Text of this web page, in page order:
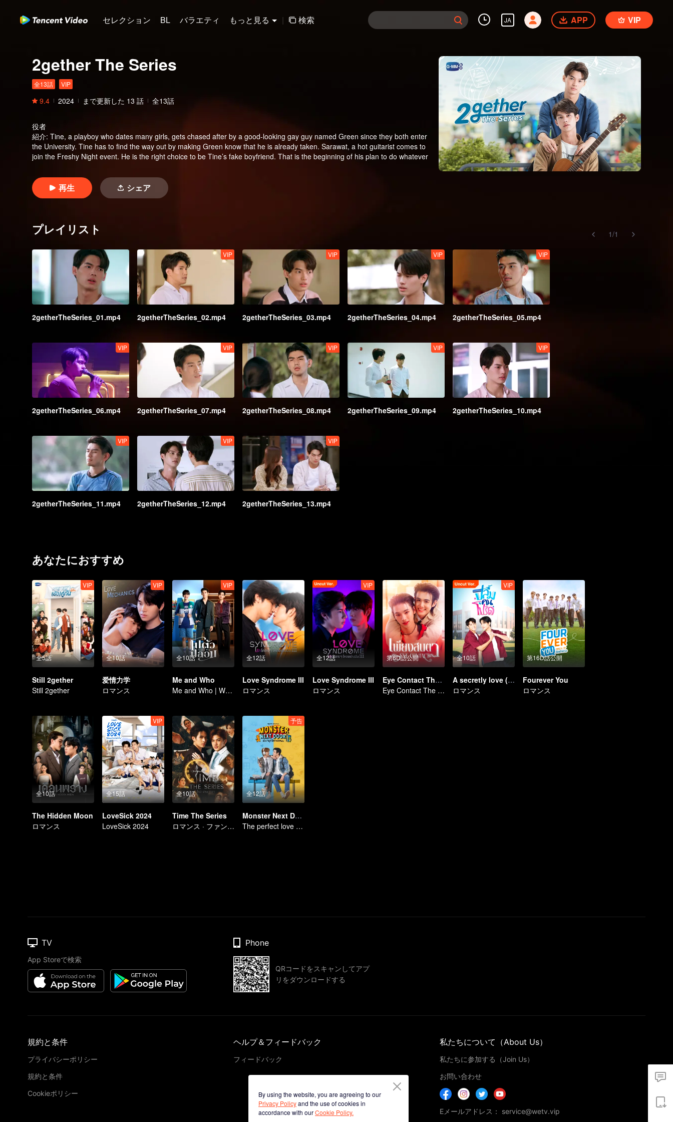
セレクション BL バラエティ もっと見る | 検索 JA APP VIP
2gether The Series
全13話 VIP
9.4 2024 まで更新した 13 話 全13話
役者
紹介: Tine, a playboy who dates many girls, gets chased after by a good-looking gay guy named Green since they both enter
the University. Tine has to find the way out by making Green know that he is already taken. Sarawat, a hot guitarist comes to
join the Freshy Night event. He is the right choice to be Tine’s fake boyfriend. That is the beginning of his plan to do whatever
再生 シェア
プレイリスト 1/1
2getherTheSeries_01.mp4
VIP
2getherTheSeries_02.mp4
VIP
2getherTheSeries_03.mp4
VIP
2getherTheSeries_04.mp4
VIP
2getherTheSeries_05.mp4
VIP
2getherTheSeries_06.mp4
VIP
2getherTheSeries_07.mp4
VIP
2getherTheSeries_08.mp4
VIP
2getherTheSeries_09.mp4
VIP
2getherTheSeries_10.mp4
VIP
2getherTheSeries_11.mp4
VIP
2getherTheSeries_12.mp4
VIP
2getherTheSeries_13.mp4
あなたにおすすめ
全5話
VIP
Still 2gether
Still 2gether
全10話
VIP
爱情力学
ロマンス
全10話
VIP
Me and Who
Me and Who | WeTV Original
全12話
Love Syndrome III
ロマンス
全12話
VIP
Love Syndrome III
ロマンス
第6D話公開
Eye Contact The Series
Eye Contact The Series
全10話
VIP
A secretly love (Uncut Ver.)
ロマンス
第16D話公開
Fourever You
ロマンス
全10話
The Hidden Moon
ロマンス
全15話
VIP
LoveSick 2024
LoveSick 2024
全10話
Time The Series
ロマンス · ファンタジー
全12話
予告
Monster Next Door
The perfect love of an introvert and extrovert boy
By using the website, you are agreeing to our
Privacy Policyand the use of cookies in
accordance with ourCookie Policy.
TV
App Storeで検索
Phone
QRコードをスキャンしてアプ
リをダウンロードする
規約と条件
プライバシーポリシー
規約と条件
Cookieポリシー
ヘルプ＆フィードバック
フィードバック
私たちについて（About Us）
私たちに参加する（Join Us）
お問い合わせ
Eメールアドレス： service@wetv.vip